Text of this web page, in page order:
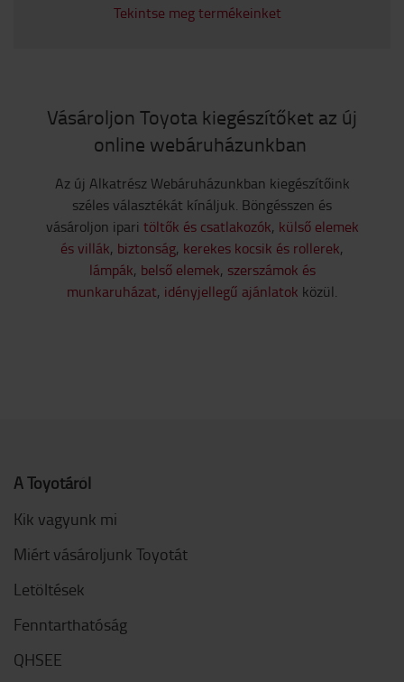
Tekintse meg termékeinket
Vásároljon Toyota kiegészítőket az új
online webáruházunkban
Az új Alkatrész Webáruházunkban kiegészítőink
széles választékát kínáljuk. Böngésszen és
vásároljon ipari töltők és csatlakozók, külső elemek
és villák, biztonság, kerekes kocsik és rollerek,
lámpák, belső elemek, szerszámok és
munkaruházat, idényjellegű ajánlatok közül.
A Toyotáról
Kik vagyunk mi
Miért vásároljunk Toyotát
Letöltések
Fenntarthatóság
QHSEE